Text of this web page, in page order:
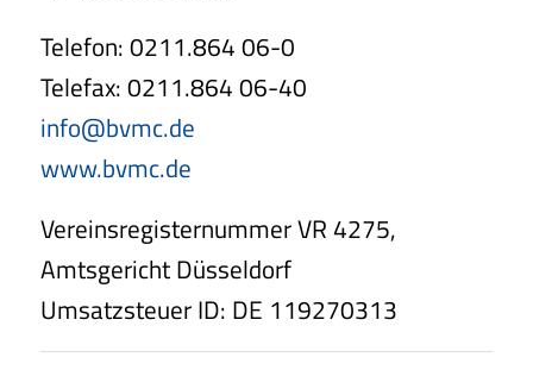
Telefon: 0211.864 06-0
Telefax: 0211.864 06-40
info@bvmc.de
www.bvmc.de
Vereinsregisternummer VR 4275,
Amtsgericht Düsseldorf
Umsatzsteuer ID: DE 119270313